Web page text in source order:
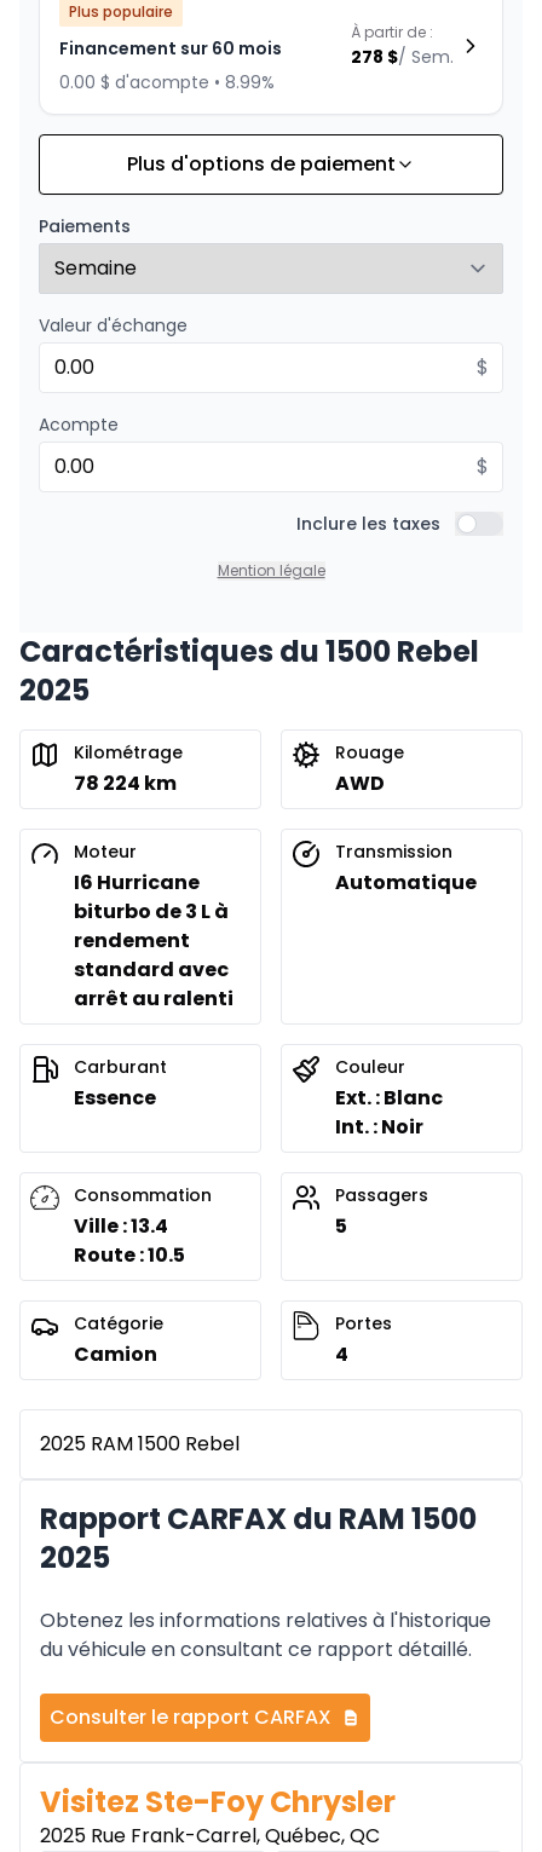
Plus populaire
Financement sur 60 mois
0.00 $ d'acompte • 8.99%
À partir de :
278 $/ Sem.
Financement sur 72 mois
0.00 $ d'acompte • 8.99%
À partir de :
Financement sur 48 mois
Financement sur 48 mois
0.00 $ d'acompte • 8.99%
À partir de :
Financement sur 36 mois
426 $/Sem.
Financement sur 24 mois
Financement sur 24 mois
À partir de :
Plus d'options de paiement
Paiements
Valeur d'échange
$
Acompte
$
Inclure les taxes Inclure
Mention légale
Caractéristiques du 1500 Rebel
2025
Kilométrage
78 224 km
Rouage
AWD
Moteur
I6 Hurricane
biturbo de 3 L à
rendement
standard avec
arrêt au ralenti
Transmission
Automatique
Carburant
Essence
Couleur
Ext. : Blanc
Int. : Noir
Consommation
Ville : 13.4
Route : 10.5
Passagers
5
Catégorie
Camion
Portes
4
2025 RAM 1500 Rebel
Rapport CARFAX du RAM 1500
2025
Obtenez les informations relatives à l'historique
du véhicule en consultant ce rapport détaillé.
Consulter le rapport CARFAX
Visitez Ste-Foy Chrysler
2025 Rue Frank-Carrel, Québec, QC